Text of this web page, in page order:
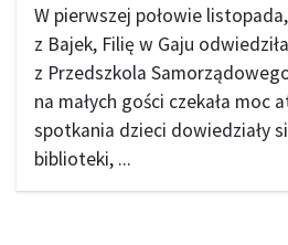
W pierwszej połowie
z Bajek, Filię w Gaju
z Przedszkola
na małych gości czekała moc
spotkania dzieci dowiedziały
biblioteki, ...